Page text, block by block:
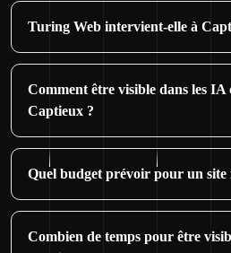
Turing Web intervient-elle à
Comment être visible dans les IA
Captieux ?
Quel budget prévoir pour un
Combien de temps pour être